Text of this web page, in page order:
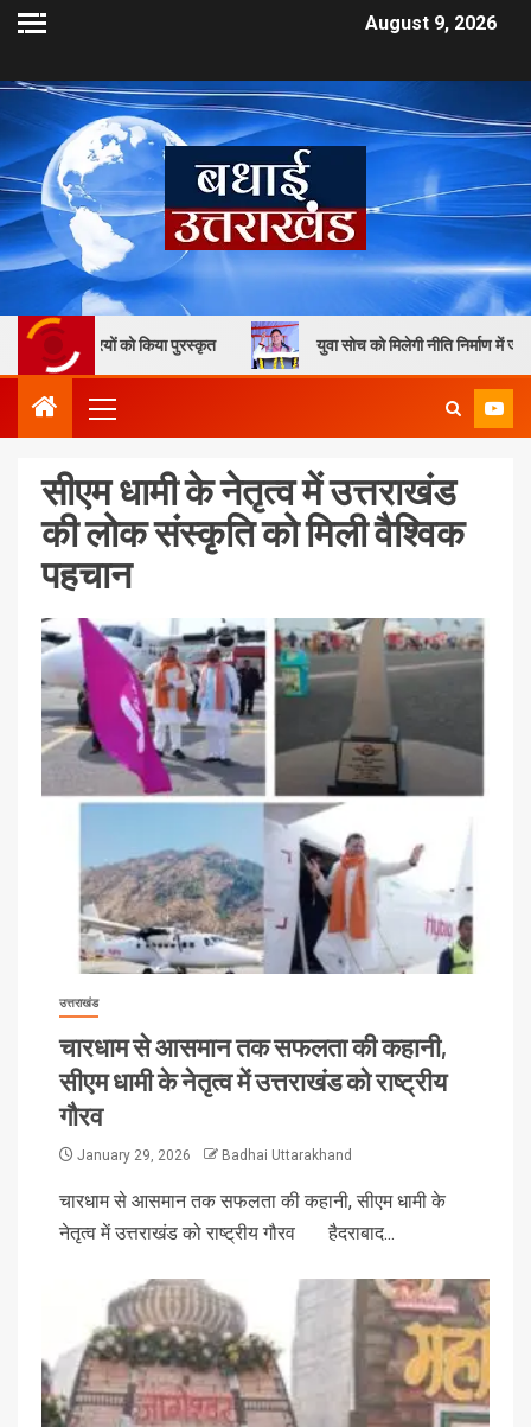
August 9, 2026
को किया पुरस्कृत युवा सोच को मिलेगी नीति निर्माण में जगह, मुख्यमंत्री
सीएम धामी के नेतृत्व में उत्तराखंड
की लोक संस्कृति को मिली वैश्विक
पहचान
उत्तराखंड
चारधाम से आसमान तक सफलता की कहानी,
सीएम धामी के नेतृत्व में उत्तराखंड को राष्ट्रीय
गौरव
January 29, 2026 Badhai Uttarakhand
चारधाम से आसमान तक सफलता की कहानी, सीएम धामी के
नेतृत्व में उत्तराखंड को राष्ट्रीय गौरव हैदराबाद...